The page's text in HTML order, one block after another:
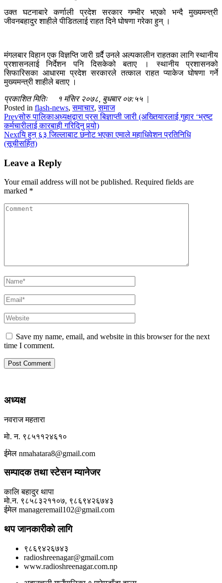
उक्त घटनाबारे कर्णाली प्रदेश सरकार गम्भीर भएको भन्दै मुख्यमन्त्री
जीवनबहादुर शाहीले पीडितलाई राहत दिने घोषणा गरेका हुन् ।
मंगलबार विहान एक विज्ञप्ति जारी गर्र्दै उनले अल्पकालीन राहतका लागि स्थानीय
प्रशासनलाई निर्देशन पनि दिसकेको बताए । स्थानीय प्रशासनको
सिफारिसका आधारमा प्रदेश सरकारले तत्काल राहत प्याकेज घोषणा गर्ने
मुख्यमन्त्री शाहीले बताए ।
प्रकाशित मितिः १ मंसिर २०७८, बुधबार ०७:५५ |
Posted in flash-news,समाचार,समाज
Prevसोरु पालिकाअध्यक्षद्वारा प्रस बिज्ञाप्ती जारी (अख्तियारलाई गुहार ‘भ्रष्ट
कर्मचारीलाई कारबाही गरिदिनु पर्‍यो)
Nextयि हुन् ६३ जिल्लाबाट छनोट भएका एमाले महाधिवेशन प्रतिनिधि
(सूचीसहित)
Leave a Reply
Your email address will not be published. Required fields are
marked *
Save my name, email, and website in this browser for the next
time I comment.
अध्यक्ष
नवराज महतारा
माे. न. ९८५११२४६१०
ईमेल nmahatara8@gmail.com
सम्पादक तथा स्टेसन म्यानेजर
कालि बहादुर थापा
माे.न. ९८५८३२११०७, ९८६९४२६७४३
ईमेल manageremail102@gmail.com
थप जानकारीकाे लागि
९८६९४२६७४३
radioshreenagar@gmail.com
www.radioshreenagar.com.np